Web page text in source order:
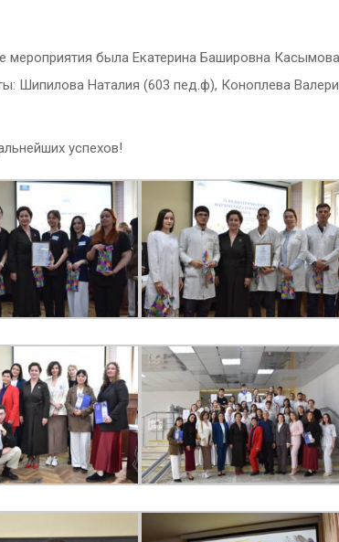
мероприятия была Екатерина Башировна
Шипилова Наталия (603 пед.ф), Коноплева
успехов!